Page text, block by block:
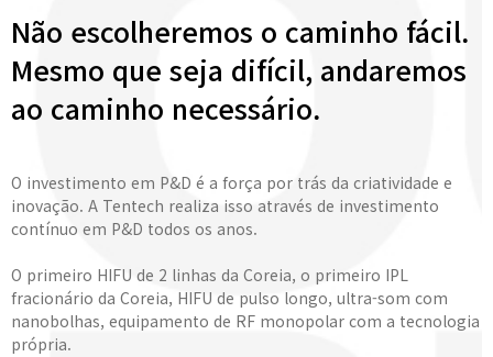
Não escolheremos o caminho fácil.
Mesmo que seja difícil, andaremos
ao caminho necessário.
O investimento em P&D é a força por trás da criatividade e
inovação. A Tentech realiza isso através de investimento
contínuo em P&D todos os anos.
O primeiro HIFU de 2 linhas da Coreia, o primeiro IPL
fracionário da Coreia, HIFU de pulso longo, ultra-som com
nanobolhas, equipamento de RF monopolar com a tecnologia
própria.